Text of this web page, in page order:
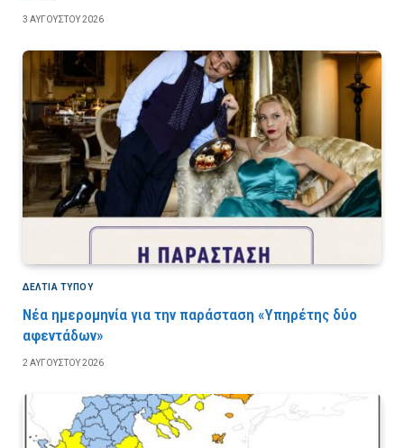
3 ΑΥΓΟΎΣΤΟΥ 2026
ΔΕΛΤΙΑ ΤΥΠΟΥ
Νέα ημερομηνία για την παράσταση «Υπηρέτης δύο
αφεντάδων»
2 ΑΥΓΟΎΣΤΟΥ 2026